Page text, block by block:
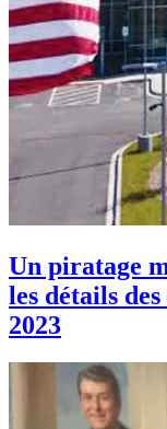
Un piratage
les détails
2023